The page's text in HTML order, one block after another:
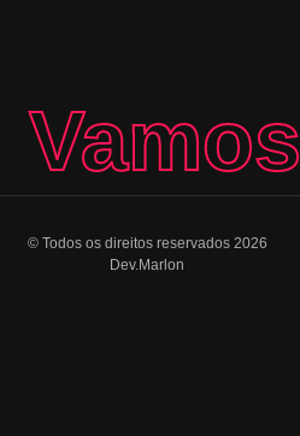
Vamos
© Todos os direitos reservados 2026
Dev.Marlon